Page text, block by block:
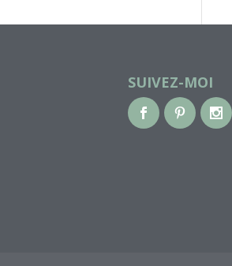
SUIVEZ-MOI